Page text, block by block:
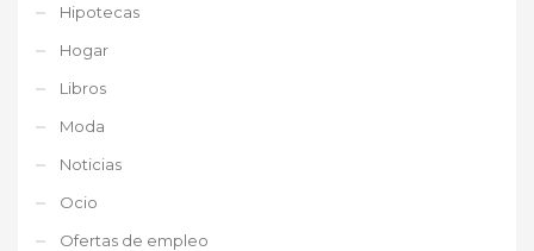
Hipotecas
Hogar
Libros
Moda
Noticias
Ocio
Ofertas de empleo